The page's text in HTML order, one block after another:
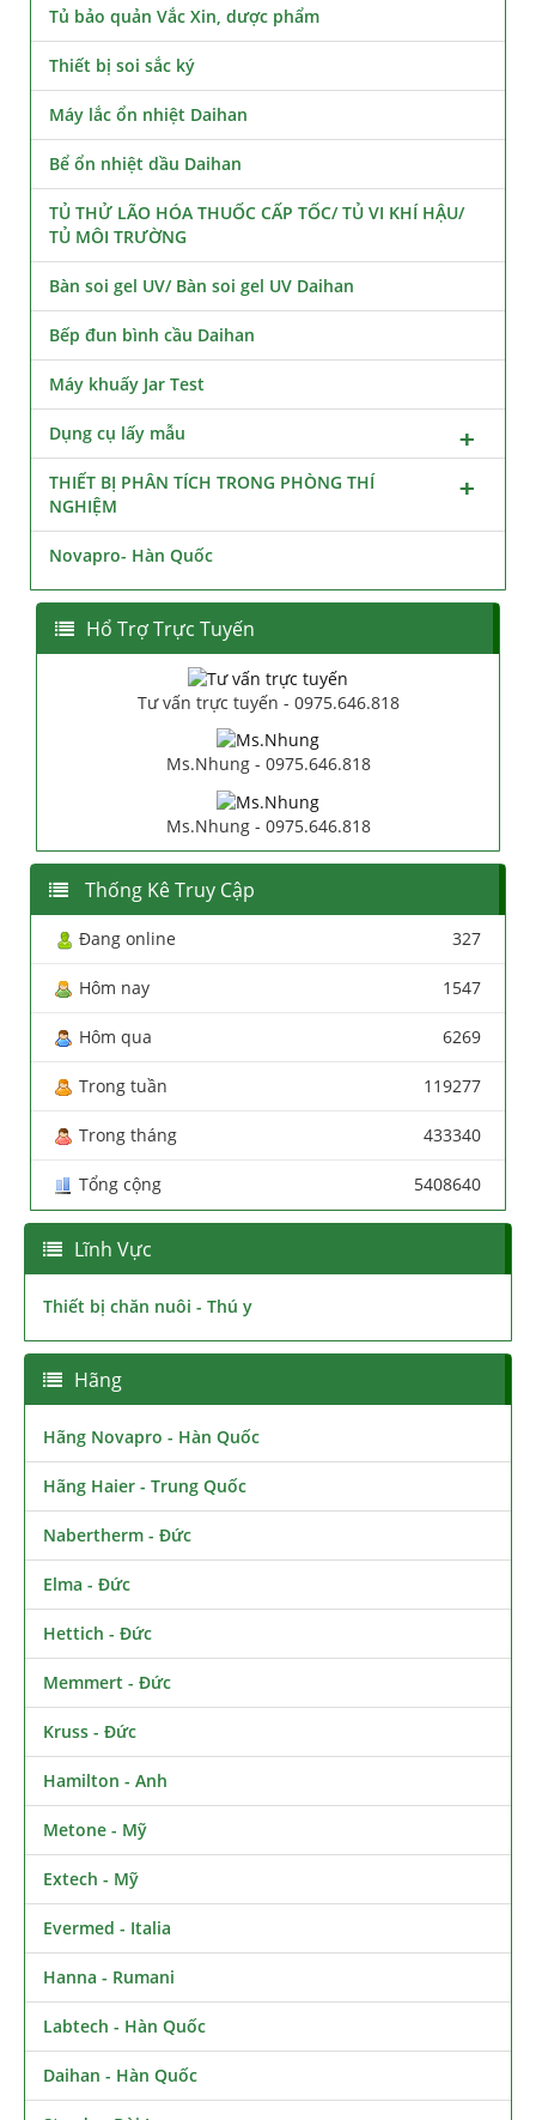
Tủ bảo quản Vắc Xin, dược phẩm
Thiết bị soi sắc ký
Máy lắc ổn nhiệt Daihan
Bể ổn nhiệt dầu Daihan
TỦ THỬ LÃO HÓA THUỐC CẤP TỐC/ TỦ VI KHÍ HẬU/
TỦ MÔI TRƯỜNG
Bàn soi gel UV/ Bàn soi gel UV Daihan
Bếp đun bình cầu Daihan
Máy khuấy Jar Test
Dụng cụ lấy mẫu
THIẾT BỊ PHÂN TÍCH TRONG PHÒNG THÍ
NGHIỆM
Novapro- Hàn Quốc
Hổ Trợ Trực Tuyến
Tư vấn trực tuyến - 0975.646.818
Ms.Nhung - 0975.646.818
Ms.Nhung - 0975.646.818
Thống Kê Truy Cập
Đang online 327
Hôm nay 1547
Hôm qua 6269
Trong tuần 119277
Trong tháng 433340
Tổng cộng 5408640
Lĩnh Vực
Thiết bị chăn nuôi - Thú y
Hãng
Hãng Novapro - Hàn Quốc
Hãng Haier - Trung Quốc
Nabertherm - Đức
Elma - Đức
Hettich - Đức
Memmert - Đức
Kruss - Đức
Hamilton - Anh
Metone - Mỹ
Extech - Mỹ
Evermed - Italia
Hanna - Rumani
Labtech - Hàn Quốc
Daihan - Hàn Quốc